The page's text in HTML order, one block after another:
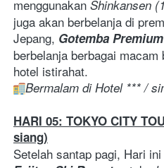
menggunakan Shinkansen
juga akan berbelanja di
Jepang, Gotemba
berbelanja berbagai
hotel istirahat.
Bermalam di Hotel *** /
HARI 05: TOKYO CITY
siang)